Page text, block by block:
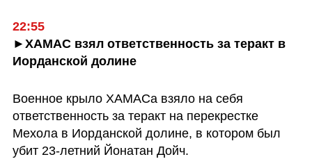
22:55
►ХАМАС взял ответственность за теракт в
Иорданской долине
Военное крыло ХАМАСа взяло на себя
ответственность за теракт на перекрестке
Мехола в Иорданской долине, в котором был
убит 23-летний Йонатан Дойч.